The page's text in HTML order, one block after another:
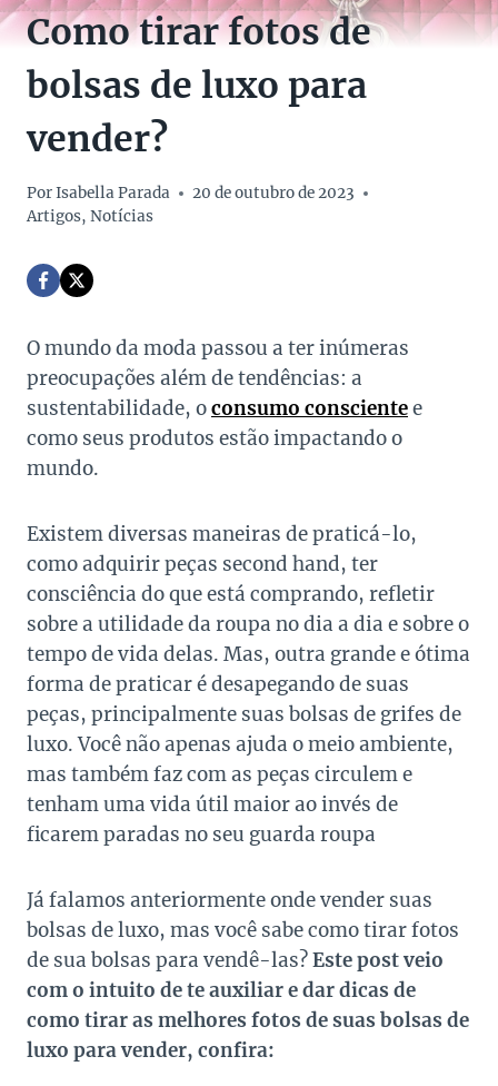
Como tirar fotos de
bolsas de luxo para
vender?
PorIsabella Parada
20 de outubro de 2023
Artigos, Notícias
O mundo da moda passou a ter inúmeras
preocupações além de tendências: a
sustentabilidade, oconsumo conscientee
como seus produtos estão impactando o
mundo.
Existem diversas maneiras de praticá-lo,
como adquirir peças second hand, ter
consciência do que está comprando, refletir
sobre a utilidade da roupa no dia a dia e sobre o
tempo de vida delas. Mas, outra grande e ótima
forma de praticar é desapegando de suas
peças, principalmente suas bolsas de grifes de
luxo. Você não apenas ajuda o meio ambiente,
mas também faz com as peças circulem e
tenham uma vida útil maior ao invés de
ficarem paradas no seu guarda roupa
Já falamos anteriormente onde vender suas
bolsas de luxo, mas você sabe como tirar fotos
de sua bolsas para vendê-las?Este post veio
com o intuito de te auxiliar e dar dicas de
como tirar as melhores fotos de suas bolsas de
luxo para vender, confira: